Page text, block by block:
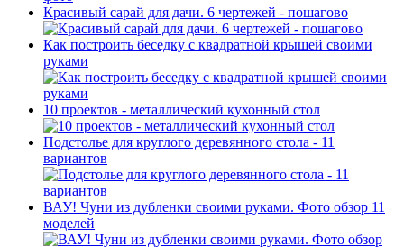
Красивый сарай для дачи. 6 чертежей - пошагово
Как построить беседку с квадратной крышей своими
руками
10 проектов - металлический кухонный стол
Подстолье для круглого деревянного стола - 11
вариантов
ВАУ! Чуни из дубленки своими руками. Фото обзор 11
моделей